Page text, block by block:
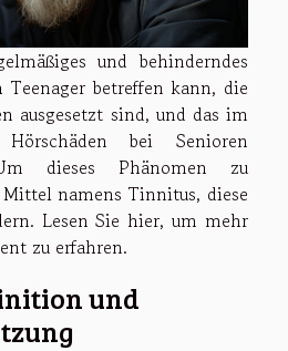
und behinderndes
Teenager betreffen kann, die
ausgesetzt sind, und das im
bei Senioren
dieses Phänomen zu
namens Tinnitus, diese
Lesen Sie hier, um mehr
zu erfahren.
und